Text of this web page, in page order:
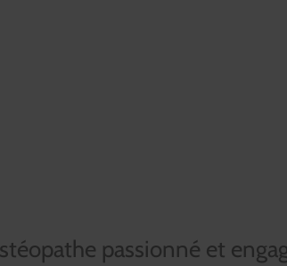
passionné et